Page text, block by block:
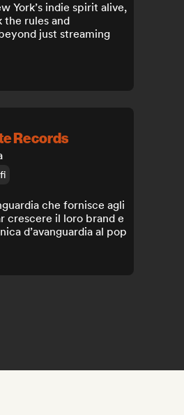
York’s indie spirit alive,
the rules and
just streaming
Records
che fornisce agli
crescere il loro brand e
d’avanguardia al pop